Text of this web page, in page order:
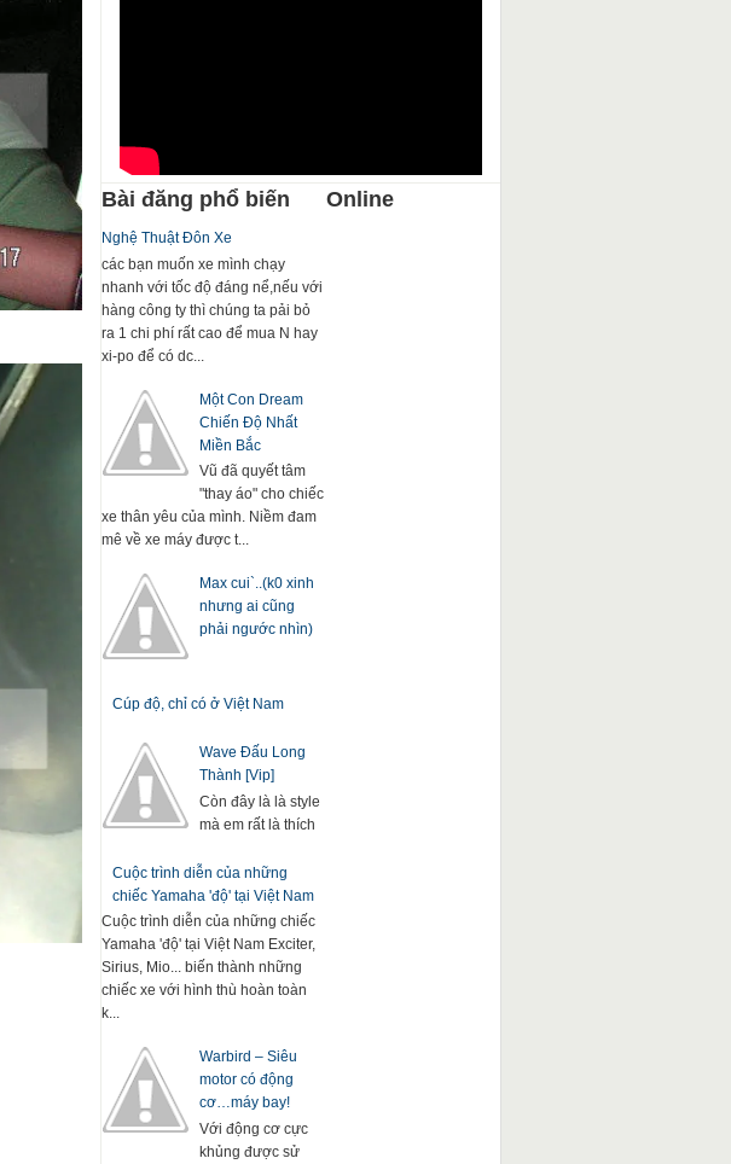
Bài đăng phổ biến
Nghệ Thuật Đôn Xe
các bạn muốn xe mình chạy
nhanh với tốc độ đáng nể,nếu với
hàng công ty thì chúng ta pải bỏ
ra 1 chi phí rất cao để mua N hay
xi-po để có dc...
Một Con Dream
Chiến Độ Nhất
Miền Bắc
Vũ đã quyết tâm
"thay áo" cho chiếc
xe thân yêu của mình. Niềm đam
mê về xe máy được t...
Max cui`..(k0 xinh
nhưng ai cũng
phải ngước nhìn)
Cúp độ, chỉ có ở Việt Nam
Wave Đấu Long
Thành [Vip]
Còn đây là là style
mà em rất là thích
Cuộc trình diễn của những
chiếc Yamaha 'độ' tại Việt Nam
Cuộc trình diễn của những chiếc
Yamaha 'độ' tại Việt Nam Exciter,
Sirius, Mio... biến thành những
chiếc xe với hình thù hoàn toàn
k...
Warbird – Siêu
motor có động
cơ…máy bay!
Với động cơ cực
khủng được sử
Online